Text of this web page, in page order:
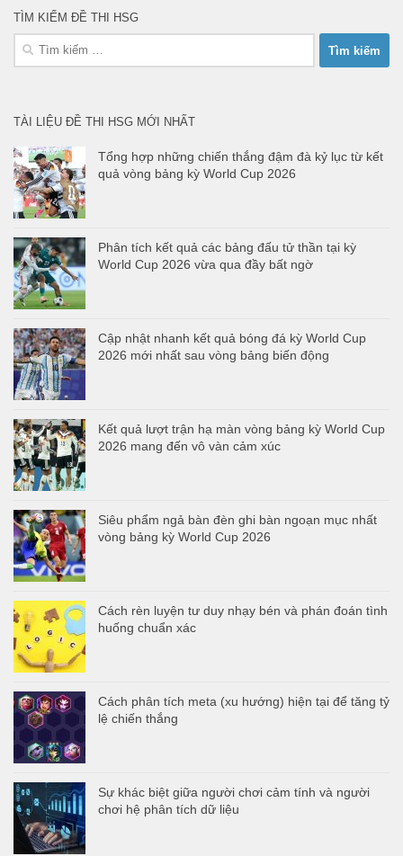
TÌM KIẾM ĐỀ THI HSG
Tìm
kiếm
TÀI LIỆU ĐỀ THI HSG MỚI NHẤT
Tổng hợp những chiến thắng đậm đà kỷ lục từ kết
quả vòng bảng kỳ World Cup 2026
Phân tích kết quả các bảng đấu tử thần tại kỳ
World Cup 2026 vừa qua đầy bất ngờ
Cập nhật nhanh kết quả bóng đá kỳ World Cup
2026 mới nhất sau vòng bảng biến động
Kết quả lượt trận hạ màn vòng bảng kỳ World Cup
2026 mang đến vô vàn cảm xúc
Siêu phẩm ngả bàn đèn ghi bàn ngoạn mục nhất
vòng bảng kỳ World Cup 2026
Cách rèn luyện tư duy nhạy bén và phán đoán tình
huống chuẩn xác
Cách phân tích meta (xu hướng) hiện tại để tăng tỷ
lệ chiến thắng
Sự khác biệt giữa người chơi cảm tính và người
chơi hệ phân tích dữ liệu